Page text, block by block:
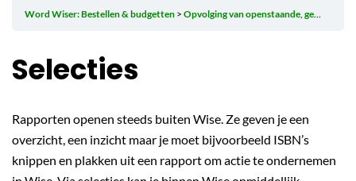
Word Wiser: Bestellen & budgetten Opvolging van openstaande, geannuleerde en geleverde bestellingen
Selecties
Rapporten openen steeds buiten Wise. Ze geven je een
overzicht, een inzicht maar je moet bijvoorbeeld ISBN’s
knippen en plakken uit een rapport om actie te ondernemen